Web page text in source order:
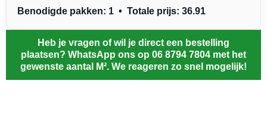
Benodigde pakken: 1 • Totale prijs: 36.91
Heb je vragen of wil je direct een bestelling
plaatsen? WhatsApp ons op 06 8794 7804 met het
gewenste aantal M². We reageren zo snel mogelijk!